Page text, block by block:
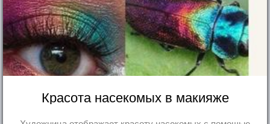
Красота насекомых в макияже